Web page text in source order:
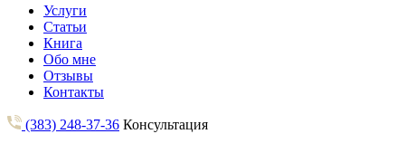
Услуги
Статьи
Книга
Обо мне
Отзывы
Контакты
(383) 248-37-36 Консультация